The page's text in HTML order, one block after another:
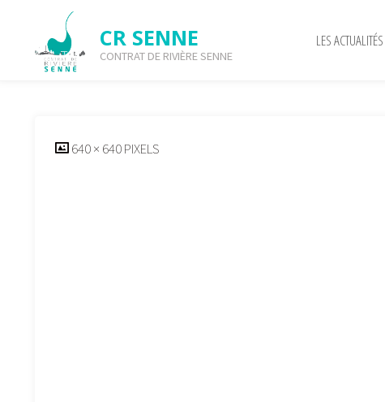
content
CR SENNE
CONTRAT DE RIVIÈRE SENNE
LES ACTUALITÉS
image
FULL640 × 640PIXELS